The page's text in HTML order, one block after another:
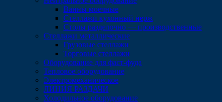
Ванны моечные
Стеллажи кухонный нерж
Столы разделочно — производственные
Стеллажи металлические
Грузовые стеллажи
Торговые стеллажи
Оборудование для фаст-фуда
Тепловое оборудование
Электромеханическое
ЛИНИЯ РАЗДАЧИ
Холодильное оборудование